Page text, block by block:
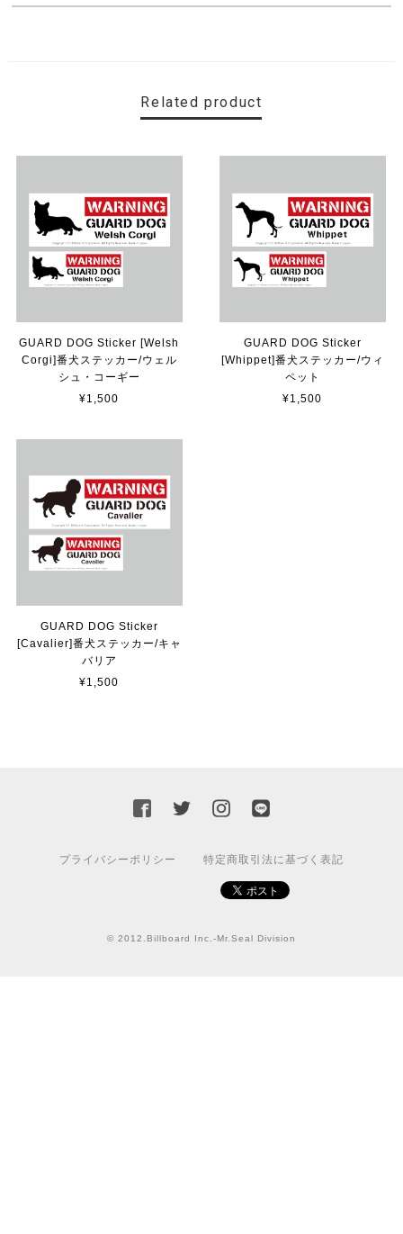
【送料無料】TOYOTA Parking Onlyサインボード パーキングオンリー ヴィンテージ風 サインプレート トヨタ ガレージサイン アメリカ雑貨 アメリカン雑貨 壁飾り ウォールデコレーション 壁面装飾 おしゃれ インテリア 雑貨
2025/04/25
サビ感がとても味がありカッコ良いです。 カ—ポ—トに
マットブラック（つや消し）
2023/02/17
2023/02/17
2022/03/09
Related product
GUARD DOG Sticker [Welsh
Corgi]番犬ステッカー/ウェル
シュ・コーギー
¥1,500
GUARD DOG Sticker
[Whippet]番犬ステッカー/ウィ
ペット
¥1,500
GUARD DOG Sticker
[Cavalier]番犬ステッカー/キャ
バリア
¥1,500
プライバシーポリシー 特定商取引法に基づく表記
© 2012.Billboard Inc.-Mr.Seal Division